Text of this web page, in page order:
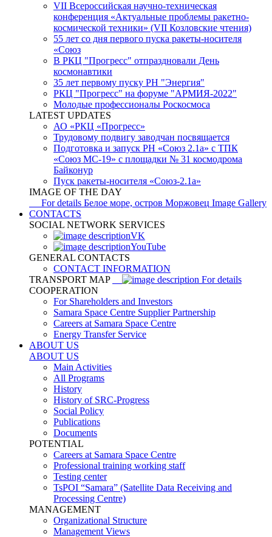
VII Всероссийская научно-техническая
конференция «Актуальные проблемы ракетно-
космической техники» (VII Козловские чтения)
55 лет со дня первого пуска ракеты-носителя
«Союз
В РКЦ "Прогресс" отпраздновали День
космонавтики
35 лет первому пуску РН "Энергия"
РКЦ "Прогресс" на форуме "АРМИЯ-2022"
Молодые профессионалы Роскосмоса
LATEST UPDATES
АО «РКЦ «Прогресс»
Трудовому подвигу заводчан посвящается
Подготовка и запуск РН «Союз 2.1а» с ТПК
«Союз МС-19» с площадки № 31 космодрома
Байконур
Пуск ракеты-носителя «Союз-2.1а»
IMAGE OF THE DAY
For details Белое море, остров Моржовец Image Gallery
CONTACTS
SOCIAL NETWORK SERVICES
VK
YouTube
GENERAL CONTACTS
CONTACT INFORMATION
TRANSPORT MAP
For details
COOPERATION
For Shareholders and Investors
Samara Space Centre Supplier Partnership
Careers at Samara Space Centre
Energy Transfer Service
ABOUT US
ABOUT US
Main Activities
All Programs
History
History of SRC-Progress
Social Policy
Publications
Documents
POTENTIAL
Careers at Samara Space Centre
Professional training working staff
Testing center
TsPOI “Samara” (Satellite Data Receiving and
Processing Centre)
MANAGEMENT
Organizational Structure
Management Views